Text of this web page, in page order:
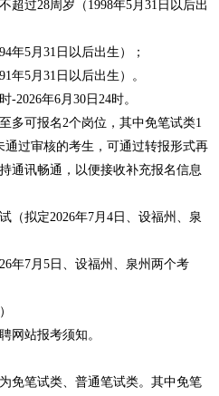
过28周岁（1998年5月31日以后出
5月31日以后出生）；
5月31日以后出生）。
年6月30日24时。
可报名2个岗位，其中免笔试类1
过审核的考生，可通过转报形式再
通讯畅通，以便接收补充报名信息
拟定2026年7月4日、设福州、泉
7月5日、设福州、泉州两个考
站报考须知。
笔试类、普通笔试类。其中免笔